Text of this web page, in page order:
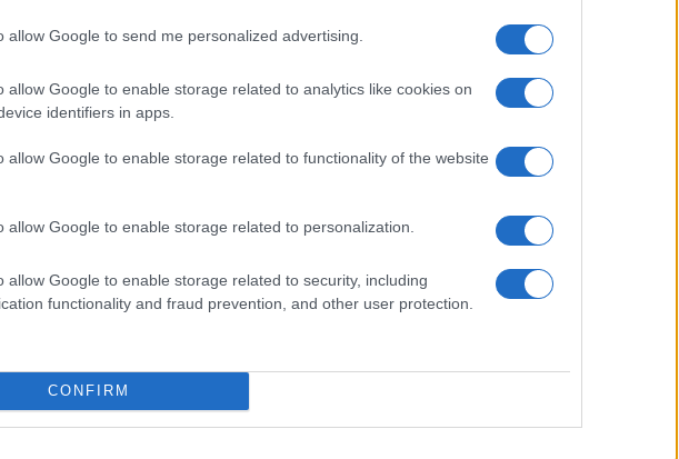
allow Google to send me personalized advertising.
allow Google to enable storage related to analytics like cookies on
identifiers in apps.
allow Google to enable storage related to functionality of the website
allow Google to enable storage related to personalization.
allow Google to enable storage related to security, including
functionality and fraud prevention, and other user protection.
CONFIRM
previdenziale
e le nuove riforme governative sono
potrebbero rendere più accessibile l’uscita
per chi si trova in condizioni lavorative
anni di duro lavoro, possa finalmente
Questa potrebbe diventare una realtà